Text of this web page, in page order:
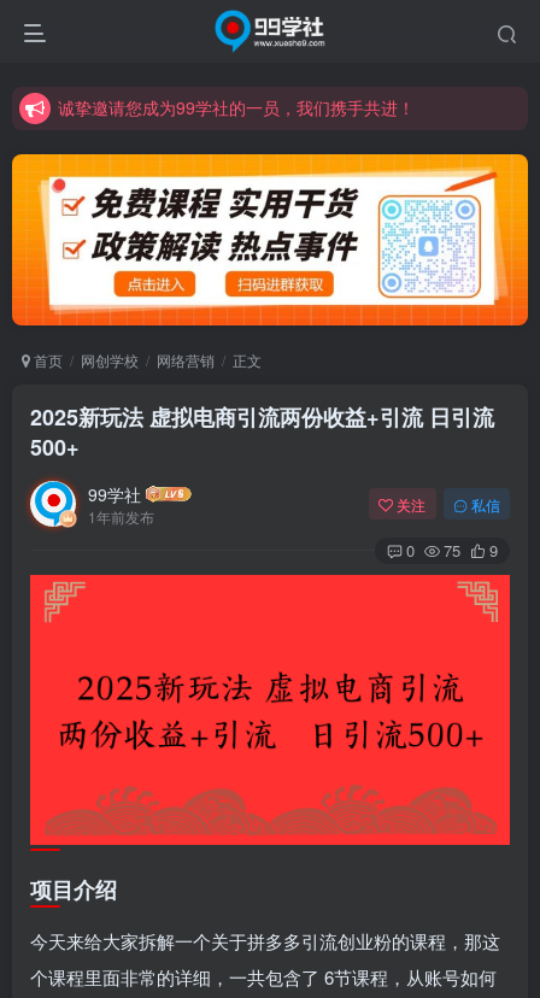
诚挚邀请您成为99学社的一员，我们携手共进！
诚挚邀请您成为99学社的一员，我们携手共进！
学习路上不孤独，99学社与你同行！分享全网优质VIP资源，炒股教程、创业教程、网络营销教程、自媒体短视频教程等，长期更新各大精品创业项目！
首页 网创学校 网络营销 正文
2025新玩法 虚拟电商引流两份收益+引流 日引流
500+
99学社
1年前发布
关注 私信
0 75 9
项目介绍
今天来给大家拆解一个关于拼多多引流创业粉的课程，那这
个课程里面非常的详细，一共包含了 6节课程，从账号如何